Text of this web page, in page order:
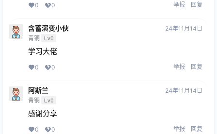
0 0 举报 回复
含蓄演变小伙
青铜 Lv0
24年11月14日
学习大佬
0 0 举报 回复
阿斯兰
青铜 Lv0
24年11月14日
感谢分享
0 0 举报 回复